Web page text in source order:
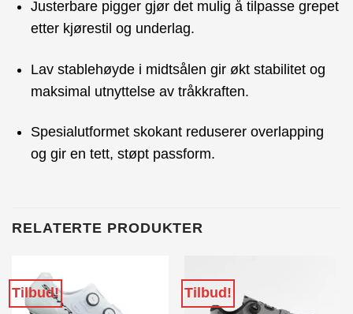
Justerbare pigger gjør det mulig å tilpasse grepet
etter kjørestil og underlag.
Lav stablehøyde i midtsålen gir økt stabilitet og
maksimal utnyttelse av tråkkraften.
Spesialutformet skokant reduserer overlapping
og gir en tett, støpt passform.
RELATERTE PRODUKTER
Tilbud! Tilbud!